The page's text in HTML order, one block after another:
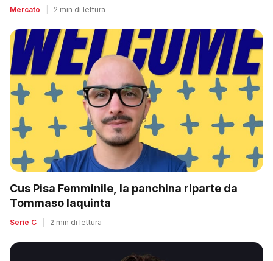
Mercato 2 min di lettura
Cus Pisa Femminile, la panchina riparte da
Tommaso Iaquinta
Serie C 2 min di lettura